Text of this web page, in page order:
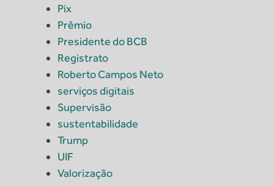
Pix
Prêmio
Presidente do BCB
Registrato
Roberto Campos Neto
serviços digitais
Supervisão
sustentabilidade
Trump
UIF
Valorização